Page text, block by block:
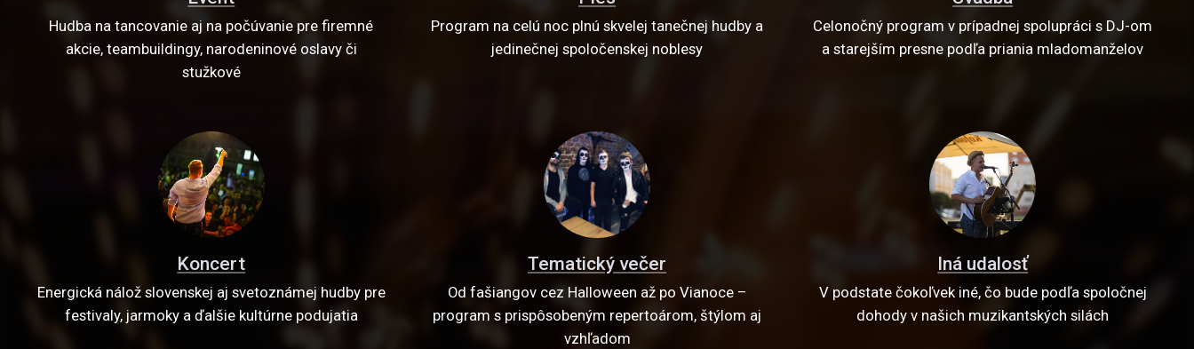
Hudba na tancovanie aj na počúvanie pre firemné
akcie, teambuildingy, narodeninové oslavy či
stužkové
Program na celú noc plnú skvelej tanečnej hudby a
jedinečnej spoločenskej noblesy
Celonočný program v prípadnej spolupráci s DJ-om
a starejším presne podľa priania mladomanželov
Koncert
Energická nálož slovenskej aj svetoznámej hudby pre
festivaly, jarmoky a ďalšie kultúrne podujatia
Tematický večer
Od fašiangov cez Halloween až po Vianoce –
program s prispôsobeným repertoárom, štýlom aj
vzhľadom
Iná udalosť
V podstate čokoľvek iné, čo bude podľa spoločnej
dohody v našich muzikantských silách